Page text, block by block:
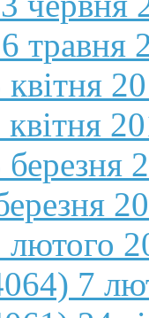
травня
7